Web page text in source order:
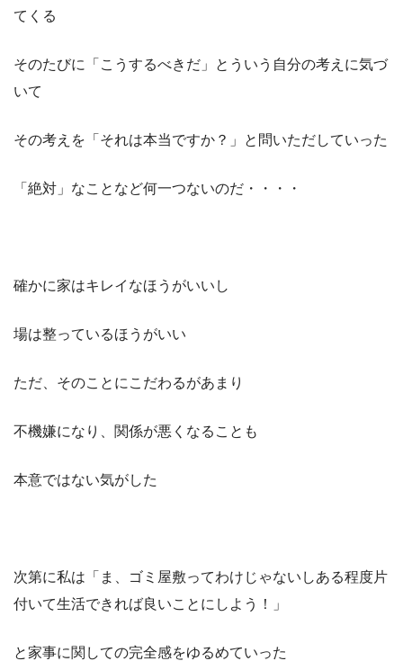
てくる
そのたびに「こうするべきだ」とういう自分の考えに気づ
いて
その考えを「それは本当ですか？」と問いただしていった
「絶対」なことなど何一つないのだ・・・・
確かに家はキレイなほうがいいし
場は整っているほうがいい
ただ、そのことにこだわるがあまり
不機嫌になり、関係が悪くなることも
本意ではない気がした
次第に私は「ま、ゴミ屋敷ってわけじゃないしある程度片
付いて生活できれば良いことにしよう！」
と家事に関しての完全感をゆるめていった